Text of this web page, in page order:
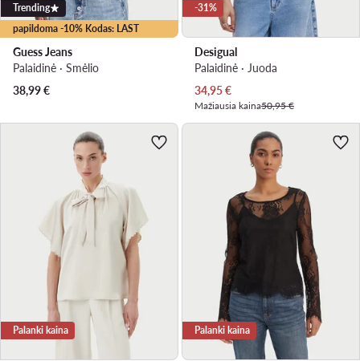
papildoma -10% Kodas: LAST
Trending
Guess Jeans
Palaidinė · Smėlio
38,99€
-31%
Desigual
Palaidinė · Juoda
Dabartinė kaina
34,95€
Mažiausia kaina50,95 €
Palanki kaina Palanki kaina